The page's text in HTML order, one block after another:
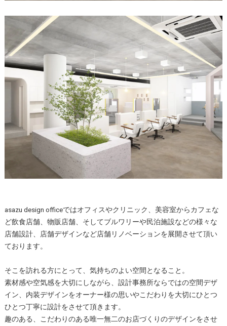
asazu design officeではオフィスやクリニック、美容室からカフェな
ど飲食店舗、物販店舗、そしてブルワリーや民泊施設などの様々な
店舗設計、店舗デザインなど店舗リノベーションを展開させて頂い
ております。
そこを訪れる方にとって、気持ちのよい空間となること。
素材感や空気感を大切にしながら、設計事務所ならではの空間デザ
イン、内装デザインをオーナー様の思いやこだわりを大切にひとつ
ひとつ丁寧に設計をさせて頂きます。
趣のある、こだわりのある唯一無二のお店づくりのデザインをさせ